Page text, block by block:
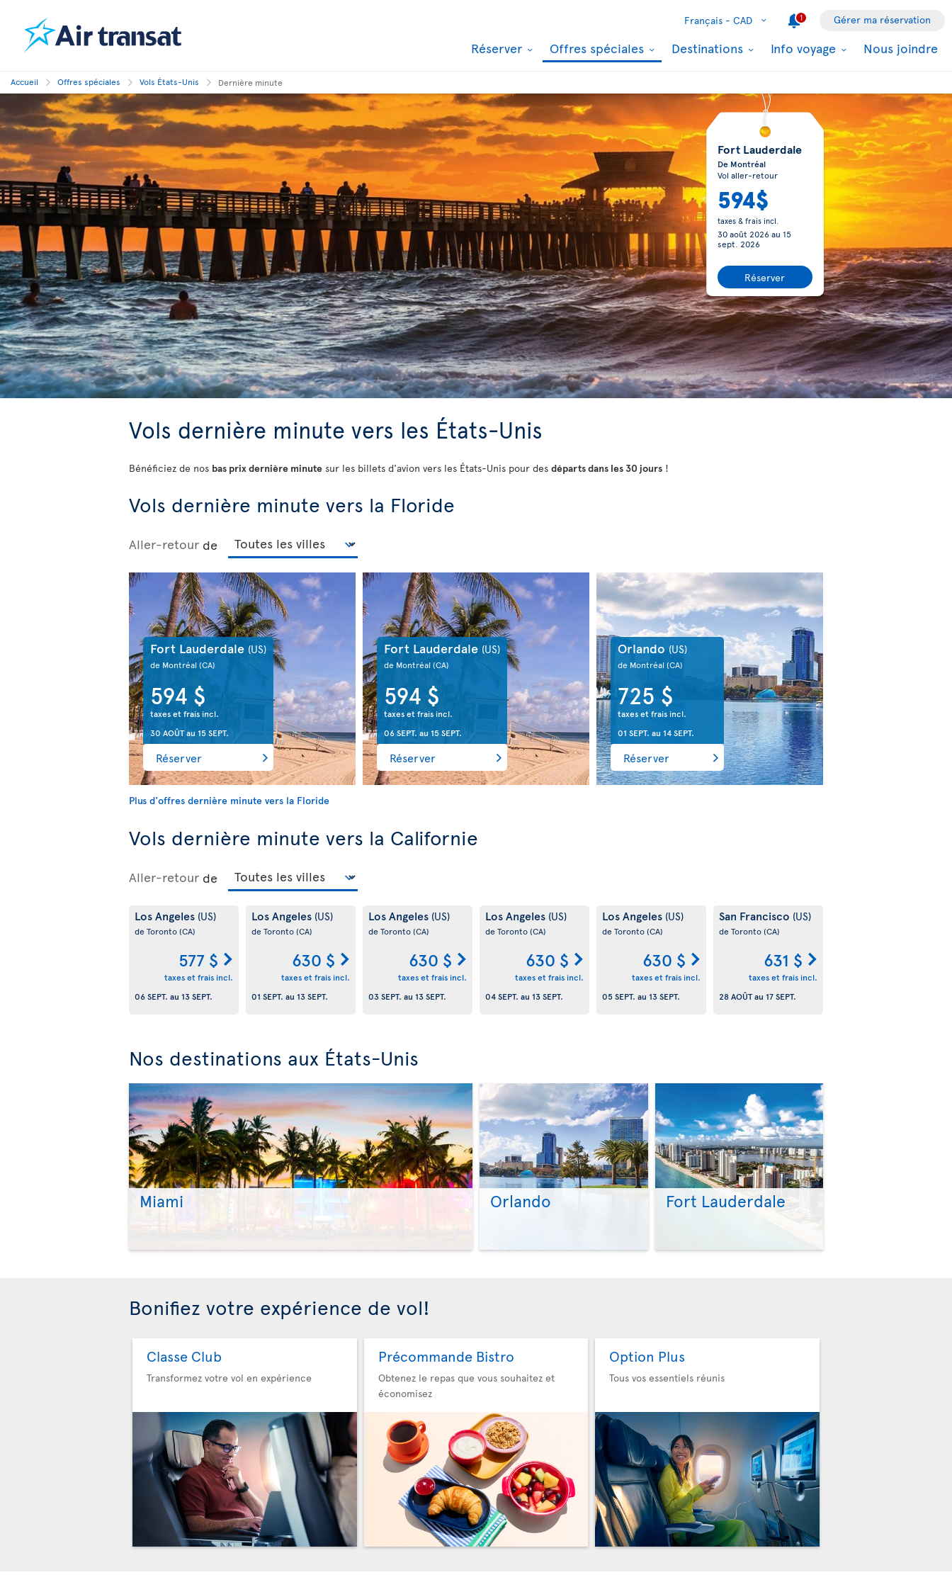
Français - CAD 1 Gérer ma réservation
Réserver Offres spéciales Destinations Info voyage Nous joindre
Accueil Offres spéciales Vols États-Unis Dernière minute
Fort Lauderdale
De Montréal
Vol aller-retour
594$
taxes & frais incl.
30 août 2026au 15
sept. 2026
Réserver
Vols dernière minute vers les États-Unis
Bénéficiez de nos bas prix dernière minute sur les billets d'avion vers les États-Unis pour des départs dans les 30 jours !
Vols dernière minute vers la Floride
Aller-retour de
Fort Lauderdale (US)
de Montréal(CA)
594 $
taxes et frais incl.
30 AOÛTau 15 SEPT.
Réserver
Fort Lauderdale (US)
de Montréal(CA)
594 $
taxes et frais incl.
06 SEPT. au 15 SEPT.
Réserver
Orlando (US)
de Montréal(CA)
725 $
taxes et frais incl.
01 SEPT. au 14 SEPT.
Réserver
Plus d'offres dernière minute vers la Floride
Vols dernière minute vers la Californie
Aller-retour de
Los Angeles (US)
de Toronto(CA)
577 $
taxes et frais incl.
06 SEPT. au 13 SEPT.
Los Angeles (US)
de Toronto(CA)
630 $
taxes et frais incl.
01 SEPT. au 13 SEPT.
Los Angeles (US)
de Toronto(CA)
630 $
taxes et frais incl.
03 SEPT. au 13 SEPT.
Los Angeles (US)
de Toronto(CA)
630 $
taxes et frais incl.
04 SEPT. au 13 SEPT.
Los Angeles (US)
de Toronto(CA)
630 $
taxes et frais incl.
05 SEPT. au 13 SEPT.
San Francisco (US)
de Toronto(CA)
631 $
taxes et frais incl.
28 AOÛTau 17 SEPT.
Nos destinations aux États-Unis
Miami Orlando Fort Lauderdale
Bonifiez votre expérience de vol!
Classe Club
Transformez votre vol en expérience
Précommande Bistro
Obtenez le repas que vous souhaitez et
économisez
Option Plus
Tous vos essentiels réunis